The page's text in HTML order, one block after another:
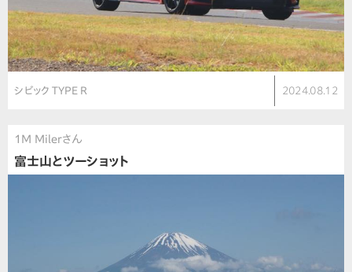
シビック TYPE R 2024.08.12
1M Milerさん
富士山とツーショット